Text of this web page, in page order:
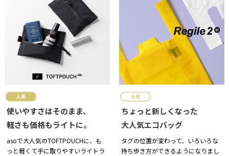
使いやすさはそのまま、
軽さも価格もライトに。
asoで大人気のTOFTPOUCHに、も
っと軽くて手に取りやすいライトラ
ちょっと新しくなった
大人気エコバッグ
タグの位置が変わって、いろいろな
持ち歩き方ができるようになりまし